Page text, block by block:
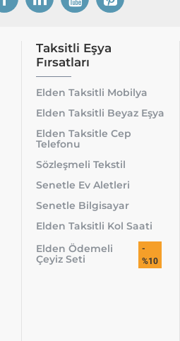
Taksitli Eşya
Fırsatları
Elden Taksitli Mobilya
Elden Taksitli Beyaz Eşya
Elden Taksitle Cep
Telefonu
Sözleşmeli Tekstil
Senetle Ev Aletleri
Senetle Bilgisayar
Elden Taksitli Kol Saati
Elden Ödemeli
Çeyiz Seti
-
%10